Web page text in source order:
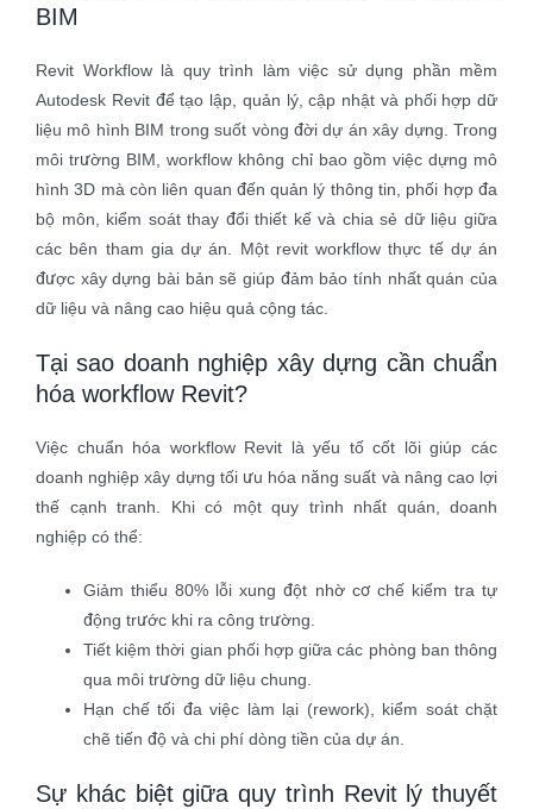
BIM
Revit Workflow là quy trình làm việc sử dụng phần mềm
Autodesk Revit để tạo lập, quản lý, cập nhật và phối hợp dữ
liệu mô hình BIM trong suốt vòng đời dự án xây dựng. Trong
môi trường BIM, workflow không chỉ bao gồm việc dựng mô
hình 3D mà còn liên quan đến quản lý thông tin, phối hợp đa
bộ môn, kiểm soát thay đổi thiết kế và chia sẻ dữ liệu giữa
các bên tham gia dự án. Một revit workflow thực tế dự án
được xây dựng bài bản sẽ giúp đảm bảo tính nhất quán của
dữ liệu và nâng cao hiệu quả cộng tác.
Tại sao doanh nghiệp xây dựng cần chuẩn
hóa workflow Revit?
Việc chuẩn hóa workflow Revit là yếu tố cốt lõi giúp các
doanh nghiệp xây dựng tối ưu hóa năng suất và nâng cao lợi
thế cạnh tranh. Khi có một quy trình nhất quán, doanh
nghiệp có thể:
Giảm thiểu 80% lỗi xung đột nhờ cơ chế kiểm tra tự
động trước khi ra công trường.
Tiết kiệm thời gian phối hợp giữa các phòng ban thông
qua môi trường dữ liệu chung.
Hạn chế tối đa việc làm lại (rework), kiểm soát chặt
chẽ tiến độ và chi phí dòng tiền của dự án.
Sự khác biệt giữa quy trình Revit lý thuyết